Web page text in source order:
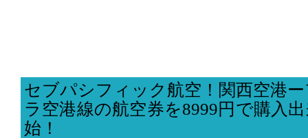
セブパシフィック航空！関西空港
ラ空港線の航空券を8999円で購入
始！